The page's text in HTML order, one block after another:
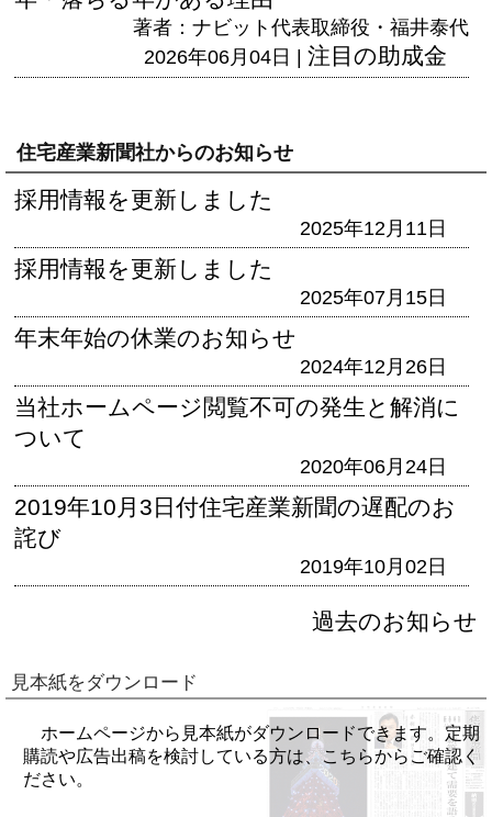
著者：ナビット代表取締役・福井泰代
2026年06月04日 | 注目の助成金
住宅産業新聞社からのお知らせ
採用情報を更新しました
2025年12月11日
採用情報を更新しました
2025年07月15日
年末年始の休業のお知らせ
2024年12月26日
当社ホームページ閲覧不可の発生と解消に
ついて
2020年06月24日
2019年10月3日付住宅産業新聞の遅配のお
詫び
2019年10月02日
過去のお知らせ
見本紙をダウンロード
ホームページから見本紙がダウンロードできます。定期
購読や広告出稿を検討している方は、こちらからご確認く
ださい。